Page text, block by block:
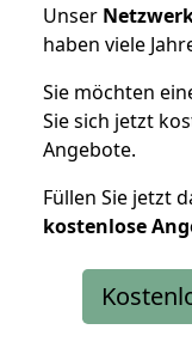
Unser
haben viele
Sie möchten
Sie sich jetzt
Angebote.
Füllen Sie jetzt
kostenlose